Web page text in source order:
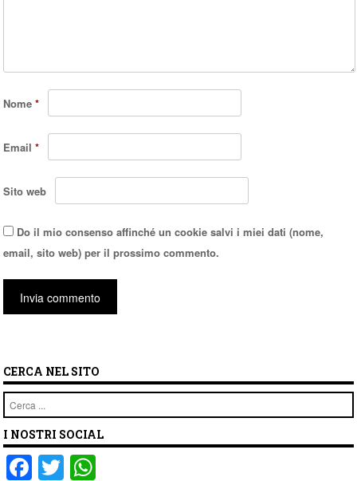
Nome*
Email*
Sito web
Do il mio consenso affinché un cookie salvi i miei dati (nome,
email, sito web) per il prossimo commento.
CERCA NEL SITO
Cerca
I NOSTRI SOCIAL
F T